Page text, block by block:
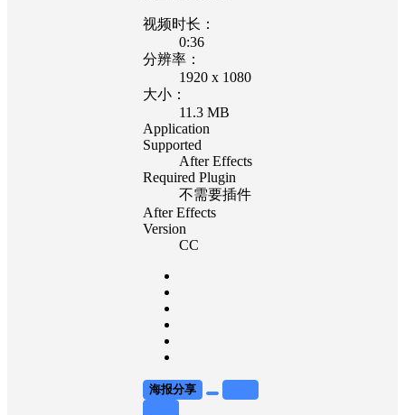
视频时长：
0:36
分辨率：
1920 x 1080
大小：
11.3 MB
Application
Supported
After Effects
Required Plugin
不需要插件
After Effects
Version
CC
海报分享